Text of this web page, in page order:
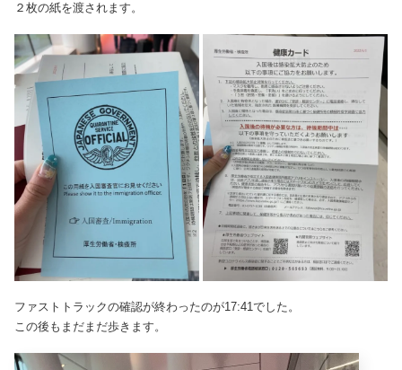
２枚の紙を渡されます。
ファストトラックの確認が終わったのが17:41でした。
この後もまだまだ歩きます。